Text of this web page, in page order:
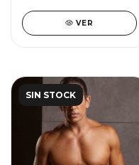
VER
SIN STOCK